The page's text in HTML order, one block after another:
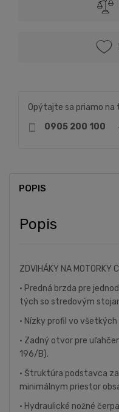
Opýtajte sa priamo
0905 200 100
POPIS
Popis
ZDVIHÁKY NA MOTORKY
• Predná brzda pre
tých so stredovým
• Nízky profil vo
• Zadný otvor pre
196/B).
• Štruktúra podstavca
minimálnym priestor
• Hydraulické nožné